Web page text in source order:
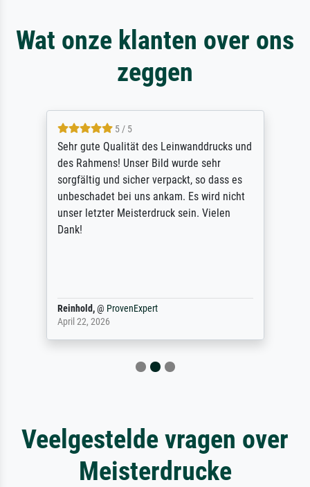
Wat onze klanten over ons
zeggen
5 / 5
Sehr gute Qualität des Leinwanddrucks und
des Rahmens! Unser Bild wurde sehr
sorgfältig und sicher verpackt, so dass es
unbeschadet bei uns ankam. Es wird nicht
unser letzter Meisterdruck sein. Vielen
Dank!
Reinhold,@ ProvenExpert
April 22, 2026
Veelgestelde vragen over
Meisterdrucke